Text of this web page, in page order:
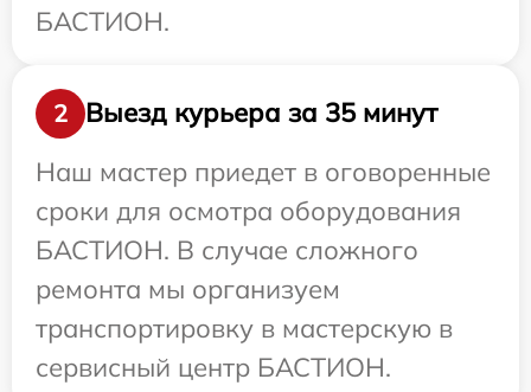
БАСТИОН.
2
Выезд курьера за 35 минут
Наш мастер приедет в оговоренные
сроки для осмотра оборудования
БАСТИОН. В случае сложного
ремонта мы организуем
транспортировку в мастерскую в
сервисный центр БАСТИОН.